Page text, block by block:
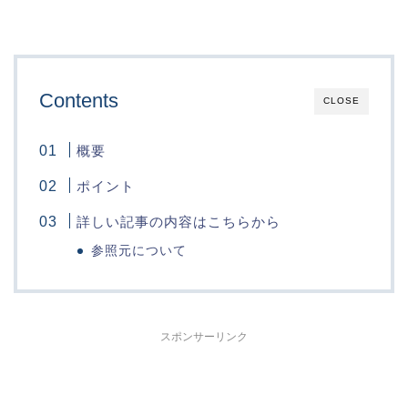
CLOSE
Contents
概要
ポイント
詳しい記事の内容はこちらから
参照元について
スポンサーリンク